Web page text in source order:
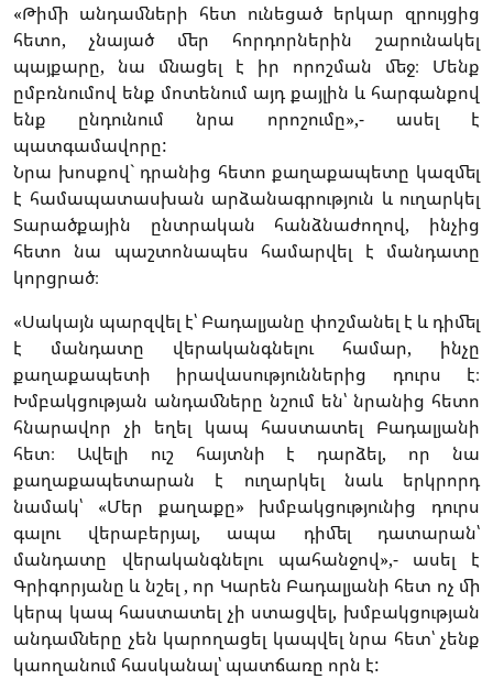
«Թիմի անդամների հետ ունեցած երկար զրույցից
հետո, չնայած մեր հորդորներին շարունակել
պայքարը, նա մնացել է իր որոշման մեջ։ Մենք
ըմբռնումով ենք մոտենում այդ քայլին և հարգանքով
ենք ընդունում նրա որոշումը»,- ասել է
պատգամավորը:
Նրա խոսքով` դրանից հետո քաղաքապետը կազմել
է համապատասխան արձանագրություն և ուղարկել
Տարածքային ընտրական հանձնաժողով, ինչից
հետո նա պաշտոնապես համարվել է մանդատը
կորցրած։
«Սակայն պարզվել է՝ Բադալյանը փոշմանել է և դիմել
է մանդատը վերականգնելու համար, ինչը
քաղաքապետի իրավասություններից դուրս է։
Խմբակցության անդամները նշում են՝ նրանից հետո
հնարավոր չի եղել կապ հաստատել Բադալյանի
հետ։ Ավելի ուշ հայտնի է դարձել, որ նա
քաղաքապետարան է ուղարկել նաև երկրորդ
նամակ՝ «Մեր քաղաքը» խմբակցությունից դուրս
գալու վերաբերյալ, ապա դիմել դատարան՝
մանդատը վերականգնելու պահանջով»,- ասել է
Գրիգորյանը և նշել , որ Կարեն Բադալյանի հետ ոչ մի
կերպ կապ հաստատել չի ստացվել, խմբակցության
անդամները չեն կարողացել կապվել նրա հետ՝ չենք
կաողանում հասկանալ՝ պատճառը որն է: